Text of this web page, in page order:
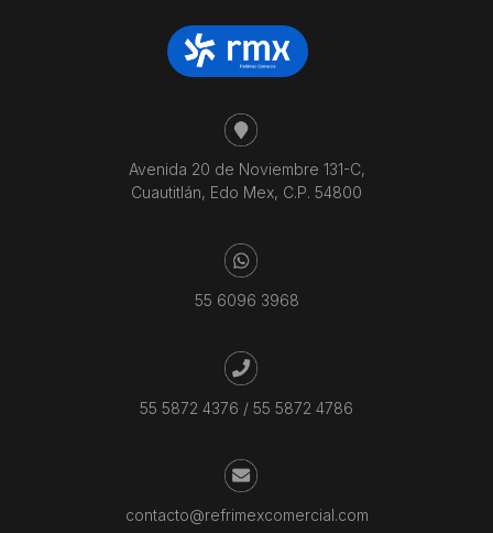
Avenida 20 de Noviembre 131-C,
Cuautitlán, Edo Mex, C.P. 54800
55 6096 3968
55 5872 4376 / 55 5872 4786
contacto@refrimexcomercial.com